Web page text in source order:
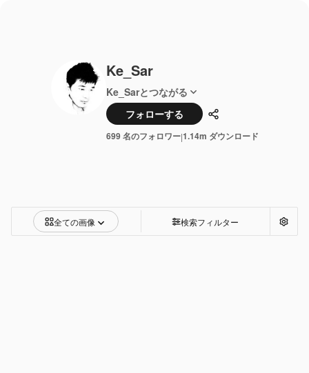
Ke_Sar
Ke_Sarとつながる
フォローする
共有
699 名のフォロワー|1.14m ダウンロード
全ての画像 検索フィルター